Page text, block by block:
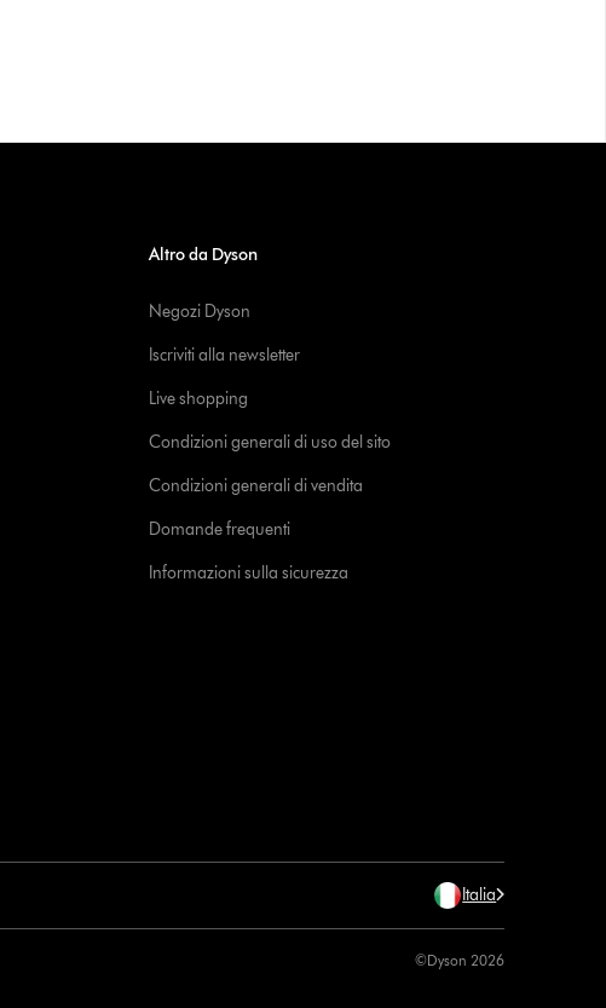
Altro da Dyson
Negozi Dyson
Iscriviti alla newsletter
Live shopping
Condizioni generali di uso del sito
Condizioni generali di vendita
Domande frequenti
Informazioni sulla sicurezza
Italia
©Dyson 2026